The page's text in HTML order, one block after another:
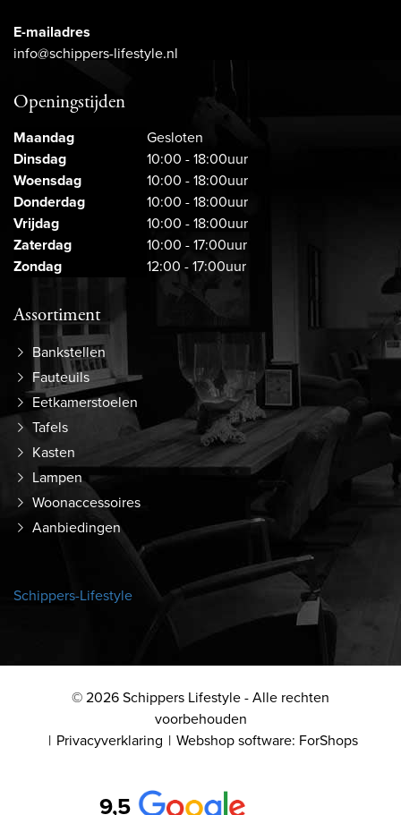
E-mailadres
info@schippers-lifestyle.nl
Openingstijden
Maandag
Gesloten
Dinsdag
10:00 - 18:00uur
Woensdag
10:00 - 18:00uur
Donderdag
10:00 - 18:00uur
Vrijdag
10:00 - 18:00uur
Zaterdag
10:00 - 17:00uur
Zondag
12:00 - 17:00uur
Assortiment
Bankstellen
Fauteuils
Eetkamerstoelen
Tafels
Kasten
Lampen
Woonaccessoires
Aanbiedingen
Schippers-Lifestyle
© 2026 Schippers Lifestyle - Alle rechten
voorbehouden
Privacyverklaring
Webshop software: ForShops
9,5